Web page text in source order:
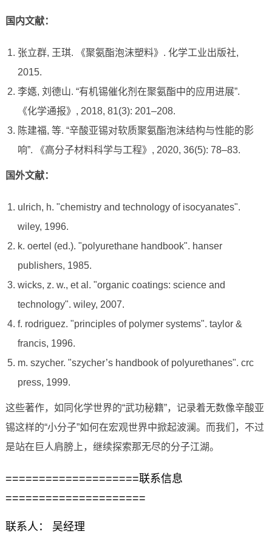
国内文献：
张立群, 王琪. 《聚氨酯泡沫塑料》. 化学工业出版社,
2015.
李嫕, 刘德山. “有机锡催化剂在聚氨酯中的应用进展”.
《化学通报》, 2018, 81(3): 201–208.
陈建福, 等. “辛酸亚锡对软质聚氨酯泡沫结构与性能的影
响”. 《高分子材料科学与工程》, 2020, 36(5): 78–83.
国外文献：
ulrich, h. "chemistry and technology of isocyanates".
wiley, 1996.
k. oertel (ed.). "polyurethane handbook". hanser
publishers, 1985.
wicks, z. w., et al. "organic coatings: science and
technology". wiley, 2007.
f. rodriguez. "principles of polymer systems". taylor &
francis, 1996.
m. szycher. "szycher’s handbook of polyurethanes". crc
press, 1999.
这些著作，如同化学世界的“武功秘籍”，记录着无数像辛酸亚
锡这样的“小分子”如何在宏观世界中掀起波澜。而我们，不过
是站在巨人肩膀上，继续探索那无尽的分子江湖。
====================联系信息
=====================
联系人： 吴经理